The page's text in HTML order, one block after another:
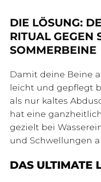
DIE LÖSUNG:
RITUAL GEGEN
SOMMERBEINE
Damit deine Beine
leicht und gepflegt
als nur kaltes
hat eine
gezielt bei
und Schwellungen
DAS ULTIMATE